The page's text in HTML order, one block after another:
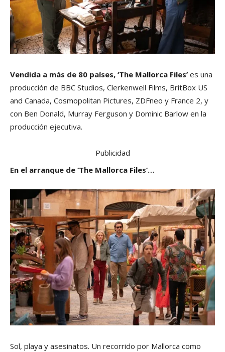
Vendida a más de 80 países, ‘The Mallorca Files’ es una
producción de BBC Studios, Clerkenwell Films, BritBox US
and Canada, Cosmopolitan Pictures, ZDFneo y France 2, y
con Ben Donald, Murray Ferguson y Dominic Barlow en la
producción ejecutiva.
Publicidad
En el arranque de ‘The Mallorca Files’…
Sol, playa y asesinatos. Un recorrido por Mallorca como